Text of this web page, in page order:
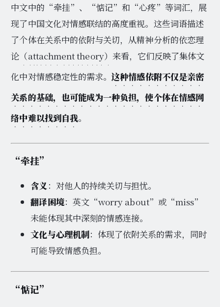
中文中的“牵挂”、“惦记”和“心疼”等词汇，展
现了中国文化对情感联结的高度重视。这些词语描述
了个体在关系中的依附与关切，从精神分析的依恋理
论 （attachment theory） 来看，它们反映了集体文
化中对情感稳定性的需求。这种情感依附不仅是亲密
关系的基础，也可能成为一种负担，使个体在情感网
络中难以找到自我。
“牵挂”
含义：对他人的持续关切与担忧。
翻译困境：英文“worry about”或“miss”
未能体现其中深刻的情感连接。
文化与心理机制：体现了依附关系的需求，同时
可能导致情感负担。
“惦记”